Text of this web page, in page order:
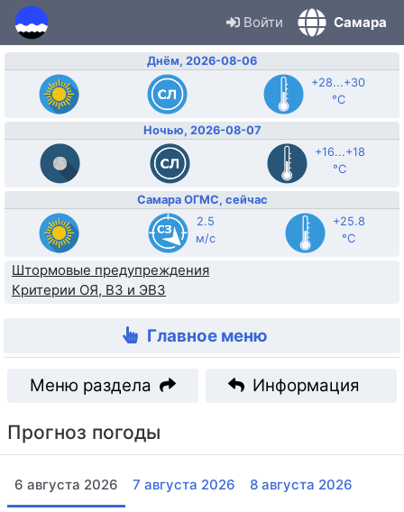
Войти Самара
Днём, 2026-08-06
+28...+30
°C
Ночью, 2026-08-07
+16...+18
°C
Самара ОГМС, сейчас
2.5
м/с
+25.8
°C
Штормовые предупреждения
Критерии ОЯ, ВЗ и ЭВЗ
Главное меню
Меню раздела Информация
Прогноз погоды
6 августа 2026 7 августа 2026 8 августа 2026